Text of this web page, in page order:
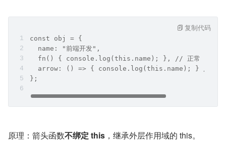
const obj = {
  name: "前端开发",
  fn() { console.log(this.name); }, // 正常
arrow: () => { console.log(this.name); } //
};
复制代码
原理：箭头函数不绑定 this ，继承外层作用域的 this。